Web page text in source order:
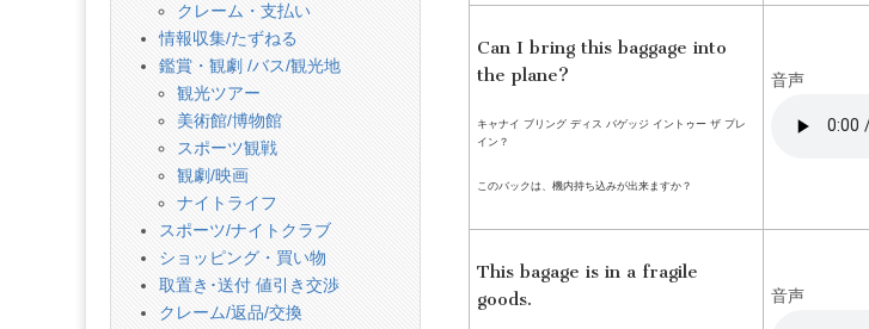
Can I bring this baggage into
the plane?
キャナイ ブリング ディス バゲッジ イントゥー ザ プレ
イン？
このバックは、機内持ち込みが出来ますか？
音声
This bagage is in a fragile
goods.
音声
クレーム・支払い
情報収集/たずねる
鑑賞・観劇 /バス/観光地
観光ツアー
美術館/博物館
スポーツ観戦
観劇/映画
ナイトライフ
スポーツ/ナイトクラブ
ショッピング・買い物
取置き･送付 値引き交渉
クレーム/返品/交換